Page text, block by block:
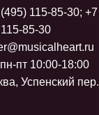
115-85-30;
85-30
пт 10:00-18:00
Успенский